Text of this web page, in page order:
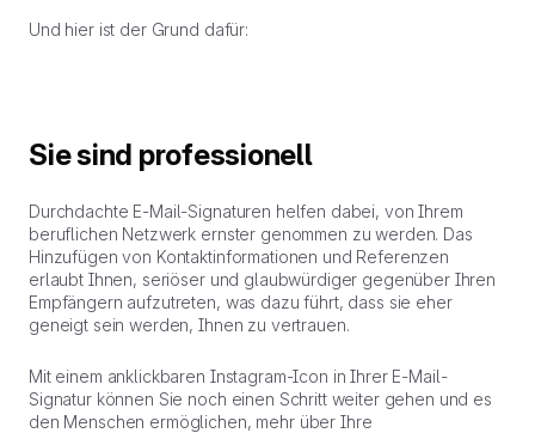
Und hier ist der Grund dafür:
Sie sind professionell
Durchdachte E-Mail-Signaturen helfen dabei, von Ihrem
beruflichen Netzwerk ernster genommen zu werden. Das
Hinzufügen von Kontaktinformationen und Referenzen
erlaubt Ihnen, seriöser und glaubwürdiger gegenüber Ihren
Empfängern aufzutreten, was dazu führt, dass sie eher
geneigt sein werden, Ihnen zu vertrauen.
Mit einem anklickbaren Instagram-Icon in Ihrer E-Mail-
Signatur können Sie noch einen Schritt weiter gehen und es
den Menschen ermöglichen, mehr über Ihre